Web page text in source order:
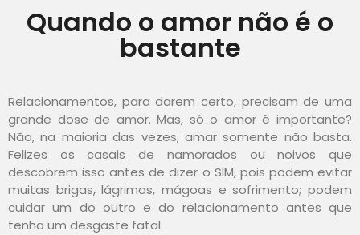
Quando o amor não é o
bastante
Relacionamentos, para darem certo, precisam de uma
grande dose de amor. Mas, só o amor é importante?
Não, na maioria das vezes, amar somente não basta.
Felizes os casais de namorados ou noivos que
descobrem isso antes de dizer o SIM, pois podem evitar
muitas brigas, lágrimas, mágoas e sofrimento; podem
cuidar um do outro e do relacionamento antes que
tenha um desgaste fatal.